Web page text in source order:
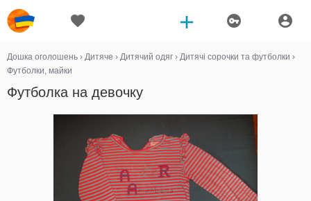
Дошка оголошень › Дитяче › Дитячий одяг › Дитячі сорочки та футболки ›
Футболки, майки
Футболка на девочку